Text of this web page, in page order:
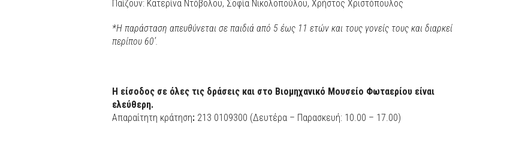
Παίζουν: Κατερίνα Ντόβολου, Σοφία Νικολοπούλου, Χρήστος Χριστόπουλος
*Η παράσταση απευθύνεται σε παιδιά από 5 έως 11 ετών και τους γονείς τους και διαρκεί
περίπου 60’.
Η είσοδος σε όλες τις δράσεις και στο Βιομηχανικό Μουσείο Φωταερίου είναι
ελεύθερη.
Απαραίτητη κράτηση: 213 0109300 (Δευτέρα – Παρασκευή: 10.00 – 17.00)